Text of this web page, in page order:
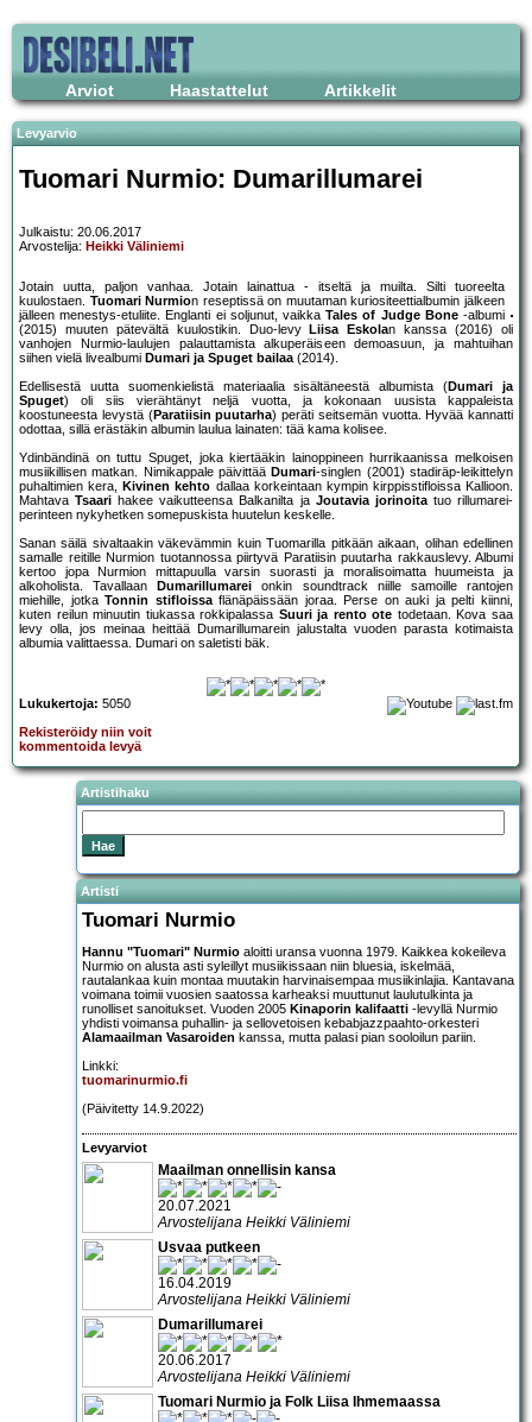
Arviot Haastattelut Artikkelit
Levyarvio
Tuomari Nurmio: Dumarillumarei
Julkaistu: 20.06.2017
Arvostelija: Heikki Väliniemi
Jotain uutta, paljon vanhaa. Jotain lainattua - itseltä ja muilta. Silti tuoreelta
kuulostaen. Tuomari Nurmion reseptissä on muutaman kuriositeettialbumin jälkeen
jälleen menestys-etuliite. Englanti ei soljunut, vaikkaTales of Judge Bone-albumi
(2015) muuten pätevältä kuulostikin. Duo-levy
Liisa Eskolan kanssa (2016) oli
vanhojen Nurmio-laulujen palauttamista alkuperäiseen demoasuun, ja mahtuihan
siihen vielä livealbumi Dumari ja Spuget bailaa(2014).
Edellisestä uutta suomenkielistä materiaalia sisältäneestä albumista (Dumari ja
Spuget) oli siis vierähtänyt neljä vuotta, ja kokonaan uusista kappaleista
koostuneesta levystä (Paratiisin puutarha) peräti seitsemän vuotta. Hyvää kannatti
odottaa, sillä erästäkin albumin laulua lainaten: tää kama kolisee.
Ydinbändinä on tuttu Spuget, joka kiertääkin lainoppineen hurrikaanissa melkoisen
musiikillisen matkan. Nimikappale päivittää Dumari-singlen (2001) stadiräp-leikittelyn
puhaltimien kera, Kivinen kehto dallaa korkeintaan kympin kirppisstifloissa Kallioon.
MahtavaTsaari hakee vaikutteensa Balkanilta ja Joutavia jorinoitatuo rillumarei-
perinteen nykyhetken somepuskista huutelun keskelle.
Sanan säilä sivaltaakin väkevämmin kuin Tuomarilla pitkään aikaan, olihan edellinen
samalle reitille Nurmion tuotannossa piirtyvä Paratiisin puutarha rakkauslevy. Albumi
kertoo jopa Nurmion mittapuulla varsin suorasti ja moralisoimatta huumeista ja
alkoholista. Tavallaan
Dumarillumarei onkin soundtrack niille samoille rantojen
miehille, jotkaTonnin stifloissaflänäpäissään joraa. Perse on auki ja pelti kiinni,
kuten reilun minuutin tiukassa rokkipalassa Suuri ja rento ote todetaan. Kova saa
levy olla, jos meinaa heittää Dumarillumarein jalustalta vuoden parasta kotimaista
albumia valittaessa. Dumari on saletisti bäk.
Lukukertoja: 5050
Rekisteröidy niin voit
kommentoida levyä
Artistihaku
Artisti
Tuomari Nurmio
Hannu "Tuomari" Nurmio aloitti uransa vuonna 1979. Kaikkea kokeileva
Nurmio on alusta asti syleillyt musiikissaan niin bluesia, iskelmää,
rautalankaa kuin montaa muutakin harvinaisempaa musiikinlajia. Kantavana
voimana toimii vuosien saatossa karheaksi muuttunut laulutulkinta ja
runolliset sanoitukset. Vuoden 2005 Kinaporin kalifaatti -levyllä Nurmio
yhdisti voimansa puhallin- ja sellovetoisen kebabjazzpaahto-orkesteri
Alamaailman Vasaroiden kanssa, mutta palasi pian sooloilun pariin.
Linkki:
tuomarinurmio.fi
(Päivitetty 14.9.2022)
Levyarviot
Maailman onnellisin kansa
20.07.2021
Arvostelijana Heikki Väliniemi
Usvaa putkeen
16.04.2019
Arvostelijana Heikki Väliniemi
Dumarillumarei
20.06.2017
Arvostelijana Heikki Väliniemi
Tuomari Nurmio ja Folk Liisa Ihmemaassa